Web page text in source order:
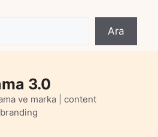
Ara
3.0
ve marka | content